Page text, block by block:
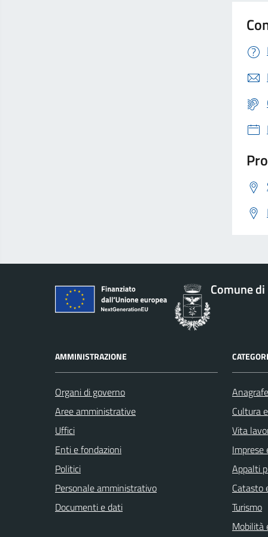
Comune
AMMINISTRAZIONE
Organi di governo
Aree amministrative
Uffici
Enti e fondazioni
Politici
Personale amministrativo
Documenti e dati
Cultura
Vita
Imprese
Appalti
Catasto
Turismo
Mobilità